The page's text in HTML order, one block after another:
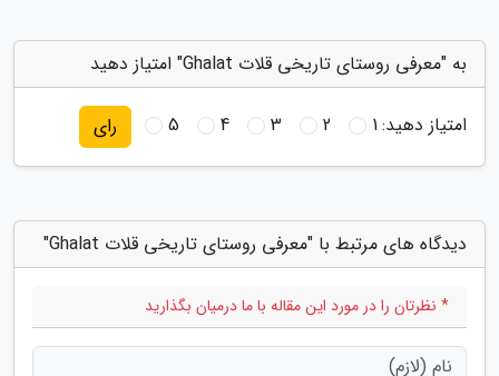
به "معرفی روستای تاریخی قلات Ghalat" امتیاز دهید
امتیاز دهید:1
2
3
4
5 رای
دیدگاه های مرتبط با "معرفی روستای تاریخی قلات Ghalat"
* نظرتان را در مورد این مقاله با ما درمیان بگذارید